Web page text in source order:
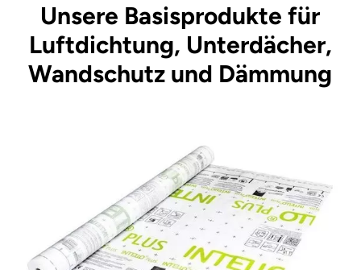
Unsere Basisprodukte für
Luftdichtung, Unterdächer,
Wandschutz und Dämmung